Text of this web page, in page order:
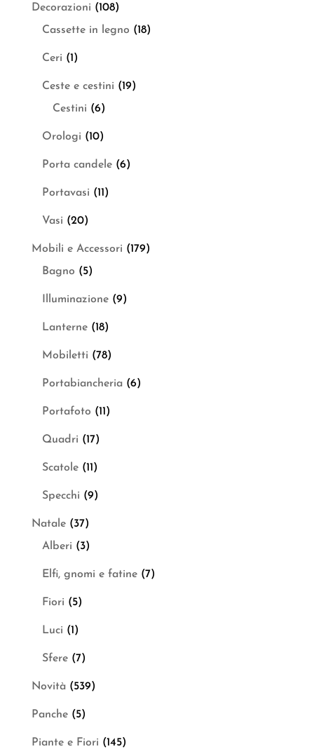
Decorazioni (108)
Cassette in legno (18)
Ceri (1)
Ceste e cestini (19)
Cestini (6)
Orologi (10)
Porta candele (6)
Portavasi (11)
Vasi (20)
Mobili e Accessori (179)
Bagno (5)
Illuminazione (9)
Lanterne (18)
Mobiletti (78)
Portabiancheria (6)
Portafoto (11)
Quadri (17)
Scatole (11)
Specchi (9)
Natale (37)
Alberi (3)
Elfi, gnomi e fatine (7)
Fiori (5)
Luci (1)
Sfere (7)
Novità (539)
Panche (5)
Piante e Fiori (145)